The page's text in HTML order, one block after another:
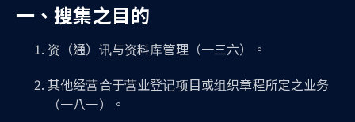
一、搜集之目的
资（通）讯与资料库管理（一三六）。
其他经营合于营业登记项目或组织章程所定之业务
（一八一）。